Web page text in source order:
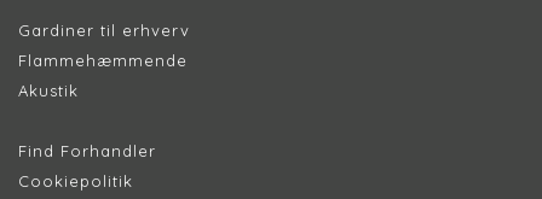
Gardiner til erhverv
Flammehæmmende
Akustik
Find Forhandler
Cookiepolitik